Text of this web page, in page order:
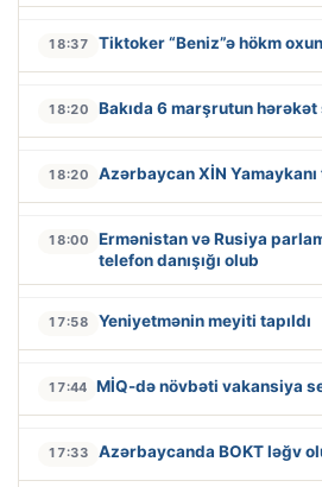
18:37 Tiktoker “Beniz”ə hökm
18:20 Bakıda 6 marşrutun
18:20 Azərbaycan XİN
18:00
Ermənistan və Rusiya
telefon danışığı olub
17:58 Yeniyetmənin meyiti tapıldı
17:44 MİQ-də növbəti vakansiya
17:33 Azərbaycanda BOKT ləğv